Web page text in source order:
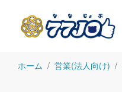
ホーム 営業(法人向け)